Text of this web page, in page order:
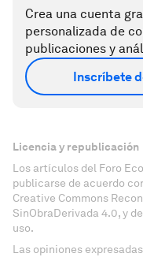
Crea una cuenta
personalizada de
publicaciones y
Inscríbete
Licencia y republicación
Los artículos del Foro
publicarse de acuerdo
Creative Commons
SinObraDerivada 4.0, y
uso.
Las opiniones